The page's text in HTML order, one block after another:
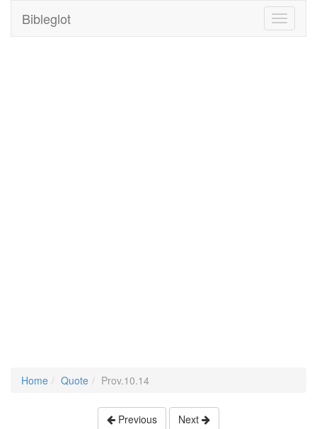
Toggle
Bibleglot
Home Quote Prov.10.14
Previous Next